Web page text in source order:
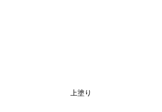
上塗り